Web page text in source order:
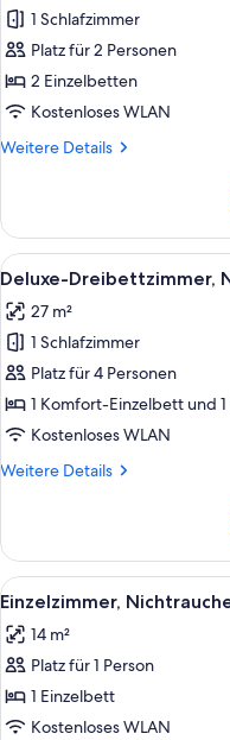
Superior-
Zweibettzimmer,
Nichtraucher
anzeigen
1 Schlafzimmer
Platz für 2 Personen
2 Einzelbetten
Kostenloses WLAN
Weitere Details
Weitere
Zweibettzimmer,
Nichtraucher
Alle
Fotos
für
Deluxe-
Dreibettzimmer,
Nichtraucher
anzeigen
4
Deluxe-Dreibettzimmer,
27 m²
1 Schlafzimmer
Platz für 4 Personen
1 Komfort-Einzelbett und
Kostenloses WLAN
Weitere Details
Weitere
Dreibettzimmer,
Nichtraucher
Alle
Fotos
für
Einzelzimmer,
Nichtraucher
anzeigen
5
Einzelzimmer,
14 m²
Platz für 1 Person
1 Einzelbett
Kostenloses WLAN